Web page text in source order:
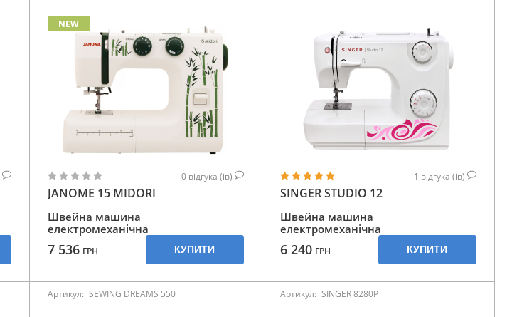
NEW
0 відгука (ів)
JANOME 15 MIDORI
Швейна машина
електромеханічна
7 536 ГРН КУПИТИ
1 відгука (ів)
SINGER STUDIO 12
Швейна машина
електромеханічна
6 240 ГРН КУПИТИ
Артикул: SEWING DREAMS 550 Артикул: SINGER 8280P